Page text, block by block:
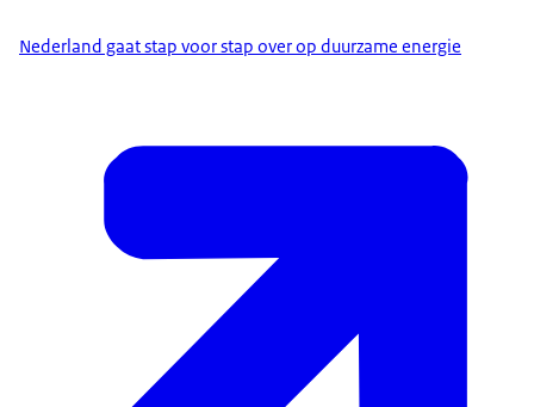
Nederland gaat stap voor stap over op duurzame energie